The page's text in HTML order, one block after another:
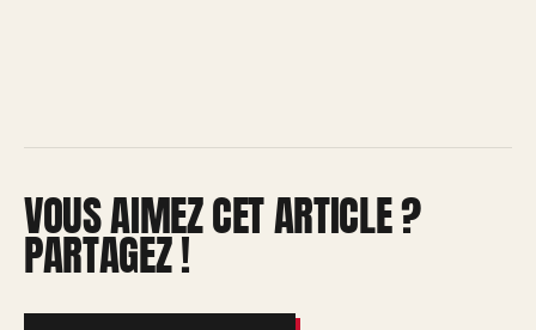
VOUS AIMEZ CET ARTICLE ?
PARTAGEZ !